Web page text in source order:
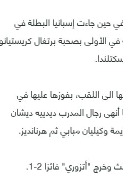
حين جاءت إسبانيا البطلة في
الأولى بصحبة برتغال
في هذه المسابقة عام 2021 في طريقها الى اللقب، بفوزها عليها في
أنهى رجال المدرب ديدييه ديشان
وكيليان مبابي ثم هرنانديز.
"أتزوري" فائزا 2-1.